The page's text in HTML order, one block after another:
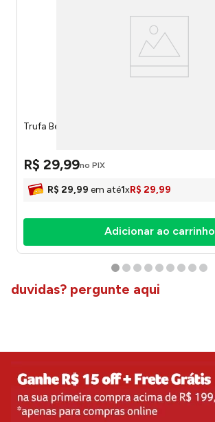
Trufa Belga Hazelnut 150g 7010 - Belgian
R$ 29,99no PIX
R$ 29,99 em até1xR$ 29,99
Adicionar ao carrinho
duvidas? pergunte aqui